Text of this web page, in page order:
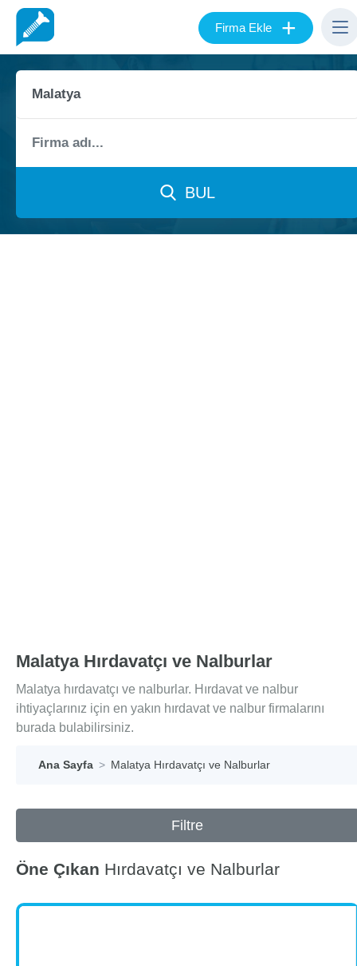
Firma Ekle +
BUL
Malatya Hırdavatçı ve Nalburlar
Malatya hırdavatçı ve nalburlar. Hırdavat ve nalbur
ihtiyaçlarınız için en yakın hırdavat ve nalbur firmalarını
burada bulabilirsiniz.
Ana Sayfa Malatya Hırdavatçı ve Nalburlar
Filtre
Öne Çıkan Hırdavatçı ve Nalburlar